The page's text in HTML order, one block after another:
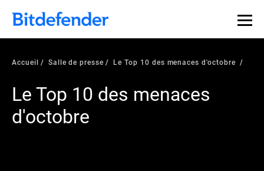
Accueil Salle de presse Le Top 10 des menaces d'octobre
Le Top 10 des menaces
d'octobre